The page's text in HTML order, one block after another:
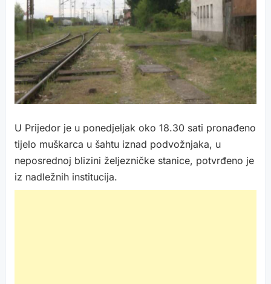
U Prijedor je u ponedjeljak oko 18.30 sati pronađeno
tijelo muškarca u šahtu iznad podvožnjaka, u
neposrednoj blizini željezničke stanice, potvrđeno je
iz nadležnih institucija.